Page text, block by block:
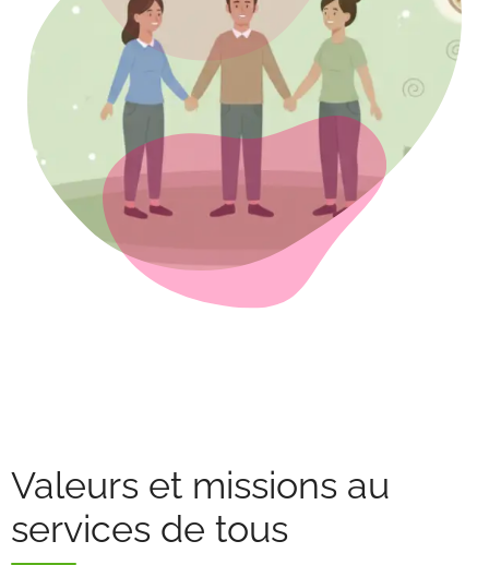
Valeurs et missions au
services de tous